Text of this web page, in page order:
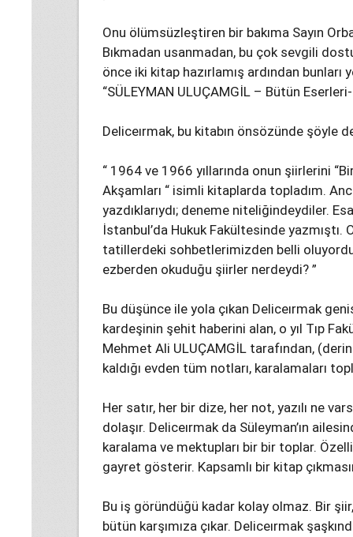
Onu ölümsüzleştiren bir bakıma Sayın
Bıkmadan usanmadan, bu çok sevgili
önce iki kitap hazırlamış ardından bunları
“SÜLEYMAN ULUÇAMGİL – Bütün Eserleri-
Deliceırmak, bu kitabın önsözünde şöyle
“ 1964 ve 1966 yıllarında onun şiirlerini
Akşamları “ isimli kitaplarda topladım.
yazdıklarıydı; deneme niteliğindeydiler.
İstanbul’da Hukuk Fakültesinde yazmıştı.
tatillerdeki sohbetlerimizden belli
ezberden okuduğu şiirler nerdeydi? ”
Bu düşünce ile yola çıkan Deliceırmak
kardeşinin şehit haberini alan, o yıl Tıp
Mehmet Ali ULUÇAMGİL tarafından, (derin
kaldığı evden tüm notları, karalamaları
Her satır, her bir dize, her not, yazılı ne
dolaşır. Deliceırmak da Süleyman’ın
karalama ve mektupları bir bir toplar.
gayret gösterir. Kapsamlı bir kitap
Bu iş göründüğü kadar kolay olmaz. Bir
bütün karşımıza çıkar. Deliceırmak